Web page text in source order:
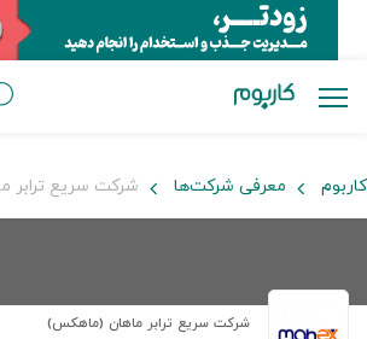
کاربوم معرفی شرکت‌ها شرکت سریع ترابر
شرکت سریع ترابر ماهان (ماهکس)